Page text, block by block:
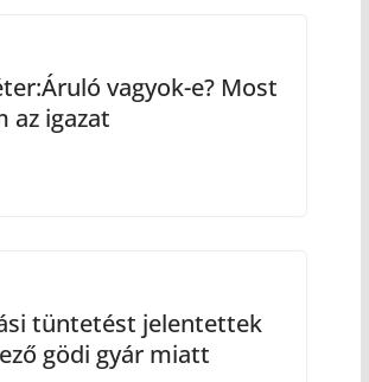
vagyok-e? Most
az igazat
tüntetést jelentettek
gödi gyár miatt